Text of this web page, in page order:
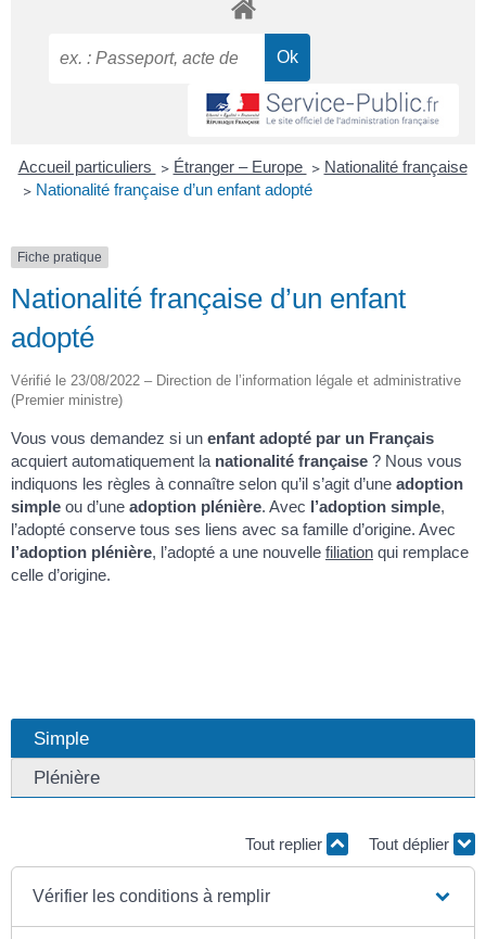
Accueil particuliers > Étranger – Europe > Nationalité française
> Nationalité française d’un enfant adopté
Fiche pratique
Nationalité française d’un enfant
adopté
Vérifié le 23/08/2022 – Direction de l’information légale et administrative
(Premier ministre)
Vous vous demandez si un enfant adopté par un Français
acquiert automatiquement la nationalité française ? Nous vous
indiquons les règles à connaître selon qu’il s’agit d’une adoption
simple ou d’une adoption plénière. Avec l’adoption simple,
l’adopté conserve tous ses liens avec sa famille d’origine. Avec
l’adoption plénière, l’adopté a une nouvelle filiation qui remplace
celle d’origine.
Simple
Plénière
Tout replier Tout déplier
Vérifier les conditions à remplir